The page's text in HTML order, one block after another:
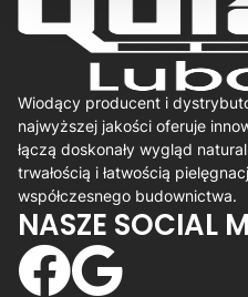
Wiodący producent i
najwyższej jakości oferuje
łączą doskonały wygląd
trwałością i łatwością
współczesnego budownictwa.
NASZE SOCIAL